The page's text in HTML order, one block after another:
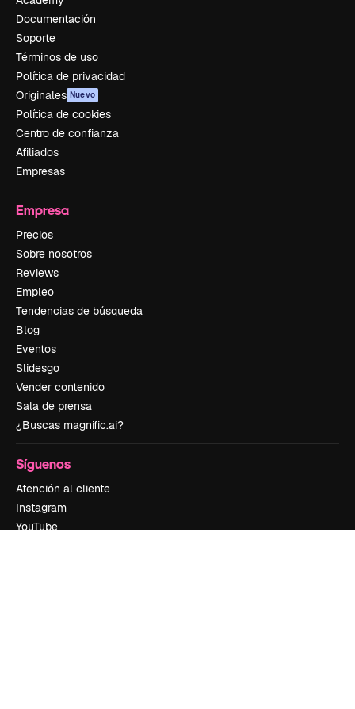
Documentación
Soporte
Términos de uso
Política de privacidad
Originales Nuevo
Política de cookies
Centro de confianza
Afiliados
Empresas
Empresa
Precios
Sobre nosotros
Reviews
Empleo
Tendencias de búsqueda
Blog
Eventos
Slidesgo
Vender contenido
Sala de prensa
¿Buscas magnific.ai?
Síguenos
Atención al cliente
Instagram
YouTube